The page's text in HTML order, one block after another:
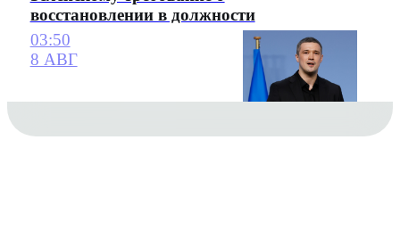
восстановлении в должности
03:50
8 АВГ